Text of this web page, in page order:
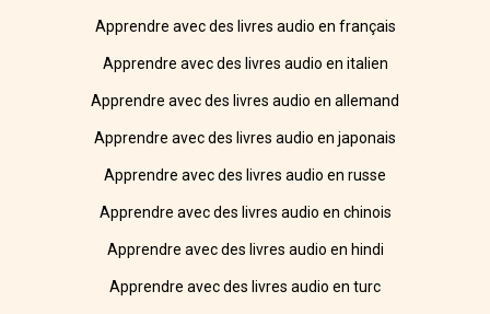
Apprendre avec des livres audio en français
Apprendre avec des livres audio en italien
Apprendre avec des livres audio en allemand
Apprendre avec des livres audio en japonais
Apprendre avec des livres audio en russe
Apprendre avec des livres audio en chinois
Apprendre avec des livres audio en hindi
Apprendre avec des livres audio en turc